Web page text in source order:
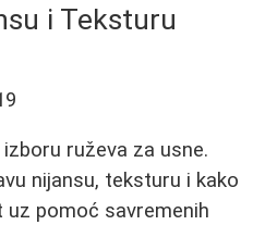
i Teksturu
ruževa za usne.
nijansu, teksturu i kako
pomoć savremenih